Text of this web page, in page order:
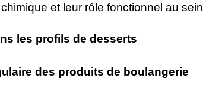
et leur rôle fonctionnel au
les profils de desserts
des produits de boulangerie